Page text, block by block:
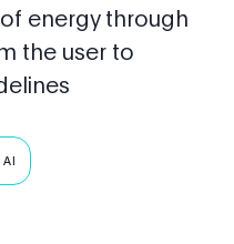
energy through
the user to
AI